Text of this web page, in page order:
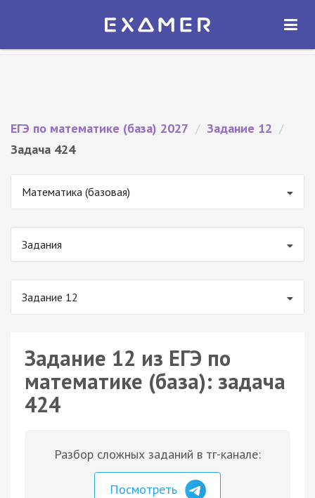
Экзамер — ЕГЭ 2027
ОТКРЫТЬ
ЕГЭ по математике (база) 2027 / Задание 12 /
Задача 424
Математика (базовая)
Задания
Задание 12
Задание 12 из ЕГЭ по
математике (база): задача
424
Разбор сложных заданий в тг-канале:
Посмотреть